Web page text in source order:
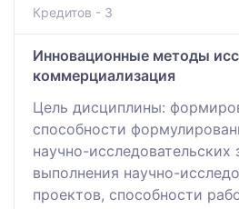
Кредитов - 3
Инновационные методы
коммерциализация
Цель дисциплины:
способности
научно-исследовательских
выполнения научно-
проектов, способности